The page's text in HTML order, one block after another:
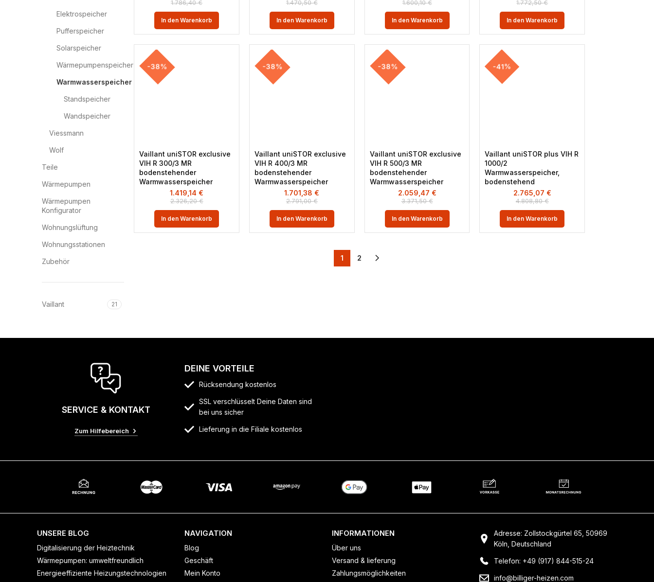
Elektrospeicher
Pufferspeicher
Solarspeicher
Wärmepumpenspeicher
Warmwasserspeicher
Standspeicher
Wandspeicher
Viessmann
Wolf
Teile
Wärmepumpen
Wärmepumpen
Konfigurator
Wohnungslüftung
Wohnungsstationen
Zubehör
Vaillant 21
1.786,40€
In den Warenkorb
1.470,50€
In den Warenkorb
1.600,10€
In den Warenkorb
1.772,50€
In den Warenkorb
-38%
Vaillant uniSTOR exclusive
VIH R 300/3 MR
bodenstehender
Warmwasserspeicher
2.326,20€
1.419,14 €
In den Warenkorb
-38%
Vaillant uniSTOR exclusive
VIH R 400/3 MR
bodenstehender
Warmwasserspeicher
2.791,00€
1.701,38 €
In den Warenkorb
-38%
Vaillant uniSTOR exclusive
VIH R 500/3 MR
bodenstehender
Warmwasserspeicher
3.371,50€
2.059,47 €
In den Warenkorb
-41%
Vaillant uniSTOR plus VIH R
1000/2
Warmwasserspeicher,
bodenstehend
4.808,80€
2.765,07 €
In den Warenkorb
1 2
SERVICE & KONTAKT
Zum Hilfebereich
DEINE VORTEILE
Rücksendung kostenlos
SSL verschlüsselt Deine Daten sind
bei uns sicher
Lieferung in die Filiale kostenlos
UNSERE BLOG
Digitalisierung der Heiztechnik
Wärmepumpen: umweltfreundlich
Energieeffiziente Heizungstechnologien
NAVIGATION
Blog
Geschäft
Mein Konto
INFORMATIONEN
Über uns
Versand & lieferung
Zahlungsmöglichkeiten
Adresse: Zollstockgürtel 65, 50969
Köln, Deutschland
Telefon: +49 (917) 844-515-24
info@billiger-heizen.com